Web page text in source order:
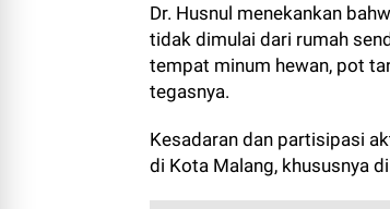
Dr. Husnul menekankan
tidak dimulai dari rumah
tempat minum hewan, pot
tegasnya.
Kesadaran dan partisipasi
di Kota Malang, khususnya